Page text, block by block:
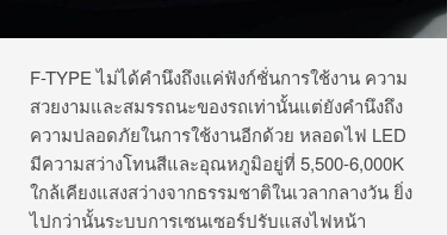
F-TYPE ไม่ได้คำนึงถึงแค่ฟังก์ชั่นการใช้งาน ความ
สวยงามและสมรรถนะของรถเท่านั้นแต่ยังคำนึงถึง
ความปลอดภัยในการใช้งานอีกด้วย หลอดไฟ LED
มีความสว่างโทนสีและอุณหภูมิอยู่ที่ 5,500-6,000K
ใกล้เคียงแสงสว่างจากธรรมชาติในเวลากลางวัน ยิ่ง
ไปกว่านั้นระบบการเซนเซอร์ปรับแสงไฟหน้า